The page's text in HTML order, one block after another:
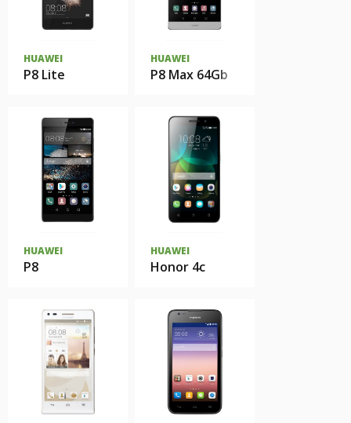
HUAWEI
P8 Lite
HUAWEI
P8 Max 64Gb
HUAWEI
P8
HUAWEI
Honor 4c